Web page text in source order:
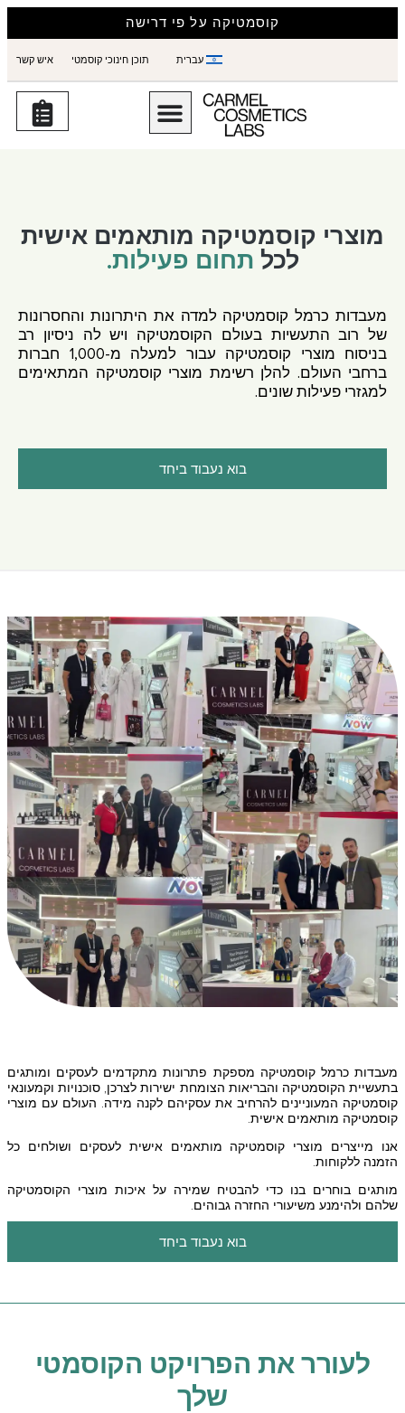
קוסמטיקה על פי דרישה
עברית תוכן חינוכי קוסמטי איש קשר
מוצרי קוסמטיקה מותאמים אישית
לכל תחום פעילות.
מעבדות כרמל קוסמטיקה למדה את היתרונות והחסרונות
של רוב התעשיות בעולם הקוסמטיקה ויש לה ניסיון רב
בניסוח מוצרי קוסמטיקה עבור למעלה מ-1,000 חברות
ברחבי העולם. להלן רשימת מוצרי קוסמטיקה המתאימים
למגזרי פעילות שונים.
בוא נעבוד ביחד
מעבדות כרמל קוסמטיקה מספקת פתרונות מתקדמים לעסקים ומותגים
בתעשיית הקוסמטיקה והבריאות הצומחת ישירות לצרכן, סוכנויות וקמעונאי
קוסמטיקה המעוניינים להרחיב את עסקיהם לקנה מידה. העולם עם מוצרי
קוסמטיקה מותאמים אישית.
אנו מייצרים מוצרי קוסמטיקה מותאמים אישית לעסקים ושולחים כל
הזמנה ללקוחות.
מותגים בוחרים בנו כדי להבטיח שמירה על איכות מוצרי הקוסמטיקה
שלהם ולהימנע משיעורי החזרה גבוהים.
בוא נעבוד ביחד
לעורר את הפרויקט הקוסמטי
שלך